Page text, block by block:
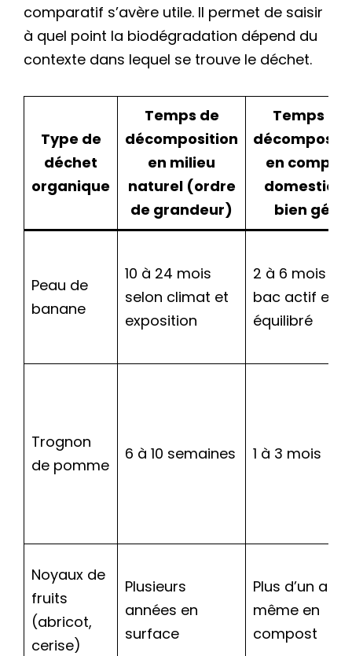
comparatif s’avère utile. Il permet de saisir
à quel point la biodégradation dépend du
contexte dans lequel se trouve le déchet.
Type de
déchet
organique
Temps de
décomposition
en milieu
naturel (ordre
de grandeur)
Temps de
en
bien géré
Peau de
banane
10 à 24 mois
selon climat et
exposition
2 à 6 mois en
bac actif et
équilibré
Trognon
de pomme
6 à 10 semaines 1 à 3 mois
Noyaux de
fruits
(abricot,
cerise)
Plusieurs
années en
surface
Plus d’un an,
même en
compost